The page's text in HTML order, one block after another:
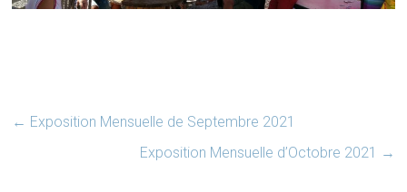
← Exposition Mensuelle de Septembre 2021
Exposition Mensuelle d’Octobre 2021 →